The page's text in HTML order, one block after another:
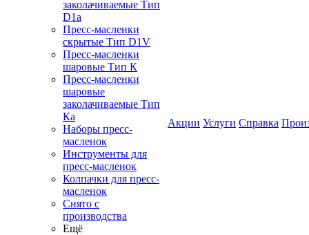
заколачиваемые Тип
D1a
Пресс-масленки
скрытые Тип D1V
Пресс-масленки
шаровые Тип К
Пресс-масленки
шаровые
заколачиваемые Тип
Кa
Наборы пресс-
масленок
Инструменты для
пресс-масленок
Колпачки для пресс-
масленок
Снято с
производства
Ещё
Акции Услуги Справка